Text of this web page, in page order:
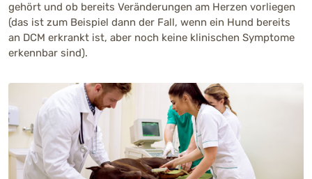
gehört und ob bereits Veränderungen am Herzen vorliegen
(das ist zum Beispiel dann der Fall, wenn ein Hund bereits
an DCM erkrankt ist, aber noch keine klinischen Symptome
erkennbar sind).